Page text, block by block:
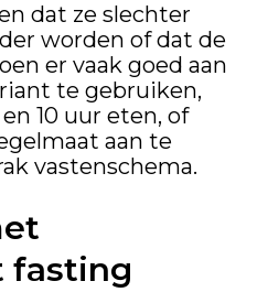
dat ze slechter
worden of dat de
er vaak goed aan
te gebruiken,
10 uur eten, of
aan te
vastenschema.
fasting